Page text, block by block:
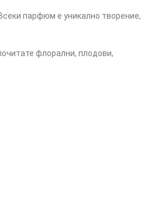
парфюм е уникално творение,
флорални, плодови,